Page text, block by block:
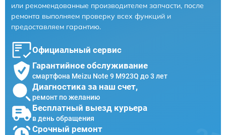
или рекомендованные производителем запчасти, после
ремонта выполняем проверку всех функций и
предоставляем гарантию.
Официальный сервис
Гарантийное обслуживание
смартфона Meizu Note 9 M923Q до 3 лет
Диагностика за наш счет,
ремонт по желанию
Бесплатный выезд курьера
в день обращения
Срочный ремонт